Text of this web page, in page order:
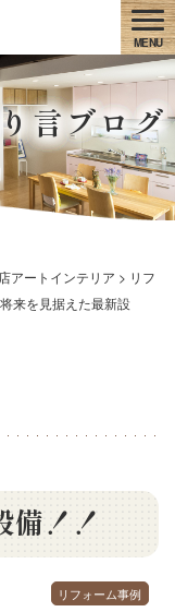
言ブログ
アートインテリア > リフ
将来を見据えた最新設
備！！
リフォーム事例